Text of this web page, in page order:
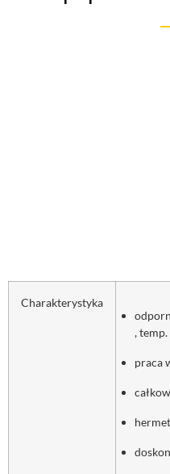
Charakterystyka
,
praca